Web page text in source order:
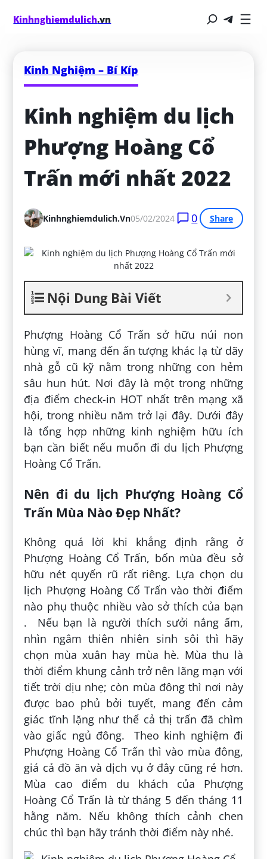
Kinhnghiemdulich.vn
Kinh Nghiệm – Bí Kíp
Kinh nghiệm du lịch
Phượng Hoàng Cổ
Trấn mới nhất 2022
Kinhnghiemdulich.vn05/02/2024 0 Share
Nội Dung Bài Viết
Phượng Hoàng Cổ Trấn sở hữu núi non
hùng vĩ, mang đến ấn tượng khác lạ từ dãy
nhà gỗ cũ kỹ nằm trong những con hẻm
sâu hun hút. Nơi đây là một trong những
địa điểm check-in HOT nhất trên mạng xã
hội, trong nhiều năm trở lại đây. Dưới đây
là tổng hợp những kinh nghiệm hữu ích
bạn cần biết nếu muốn đi du lịch Phượng
Hoàng Cổ Trấn.
Nên đi du lịch Phượng Hoàng Cổ
Trấn Mùa Nào Đẹp Nhất?
Không quá lời khi khẳng định rằng ở
Phượng Hoàng Cổ Trấn, bốn mùa đều sở
hữu nét quyến rũ rất riêng. Lựa chọn du
lịch Phượng Hoàng Cổ Trấn vào thời điểm
nào phụ thuộc nhiều vào sở thích của bạn
. Nếu bạn là người thích sưởi nắng ấm,
nhìn ngắm thiên nhiên sinh sôi thì hãy
chọn mùa xuân hay mùa hè. Mùa thu là
thời điểm khung cảnh trở nên lãng mạn với
tiết trời dịu nhẹ; còn mùa đông thì nơi này
được bao phủ bởi tuyết, mang đến cảm
giác tĩnh lặng như thể cả thị trấn đã chìm
vào giấc ngủ đông. Theo kinh nghiệm đi
Phượng Hoàng Cổ Trấn thì vào mùa đông,
giá cả đồ ăn và dịch vụ ở đây cũng rẻ hơn.
Mùa cao điểm du khách của Phượng
Hoàng Cổ Trấn là từ tháng 5 đến tháng 11
hằng năm. Nếu không thích cảnh chen
chúc thì bạn hãy tránh thời điểm này nhé.